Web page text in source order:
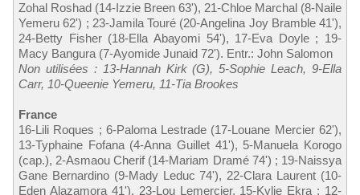
Zohal Roshad (14-Izzie Breen 63'), 21-Chloe Marchal (8-Naile
Yemeru 62') ; 23-Jamila Touré (20-Angelina Joy Bramble 41'),
24-Betty Fisher (18-Ella Abayomi 54'), 17-Eva Doyle ; 19-
Macy Bangura (7-Ayomide Junaid 72'). Entr.: John Salomon
Non utilisées : 13-Hannah Kirk (G), 5-Sophie Leach, 9-Ella
Carr, 10-Queenie Yemeru, 11-Tia Brookes
France
16-Lili Roques ; 6-Paloma Lestrade (17-Louane Mercier 62'),
13-Typhaine Fofana (4-Anna Guillet 41'), 5-Manuela Korogo
(cap.), 2-Asmaou Cherif (14-Mariam Dramé 74') ; 19-Naissya
Gane Bernardino (9-Mady Leduc 74'), 22-Clara Laurent (10-
Eden Alazamora 41'), 23-Lou Lemercier, 15-Kylie Ekra ; 12-